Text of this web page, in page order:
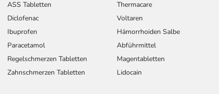
ASS Tabletten
Diclofenac
Ibuprofen
Paracetamol
Regelschmerzen Tabletten
Zahnschmerzen Tabletten
Thermacare
Voltaren
Hämorrhoiden Salbe
Abführmittel
Magentabletten
Lidocain